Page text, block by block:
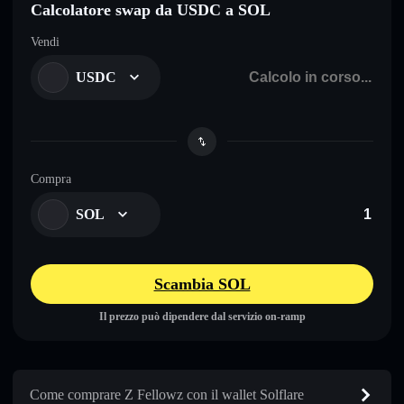
Calcolatore swap da USDC a SOL
Vendi
USDC
Compra
SOL
Scambia SOL
Il prezzo può dipendere dal servizio on-ramp
Come comprare Z Fellowz con il wallet Solflare